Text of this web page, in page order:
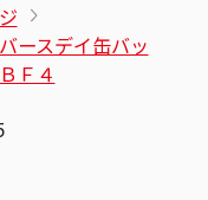
ースデイ缶バッ
Ｆ４